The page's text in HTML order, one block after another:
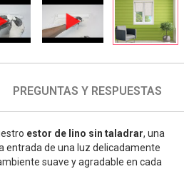
PREGUNTAS Y RESPUESTAS
estor de lino sin taladrar, una
entrada de una luz delicadamente
suave y agradable en cada